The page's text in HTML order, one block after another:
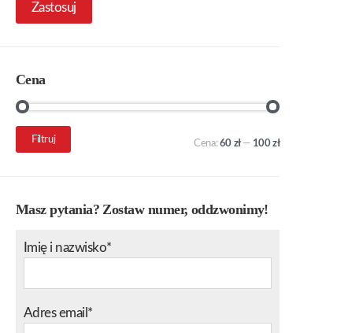
Zastosuj
Cena
Cena
min.
Cena
maks.
Filtruj Cena:60 zł— 100 zł
Masz pytania? Zostaw numer, oddzwonimy!
Imię i nazwisko*
Adres email*